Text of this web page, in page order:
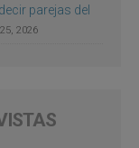
parejas del
2026